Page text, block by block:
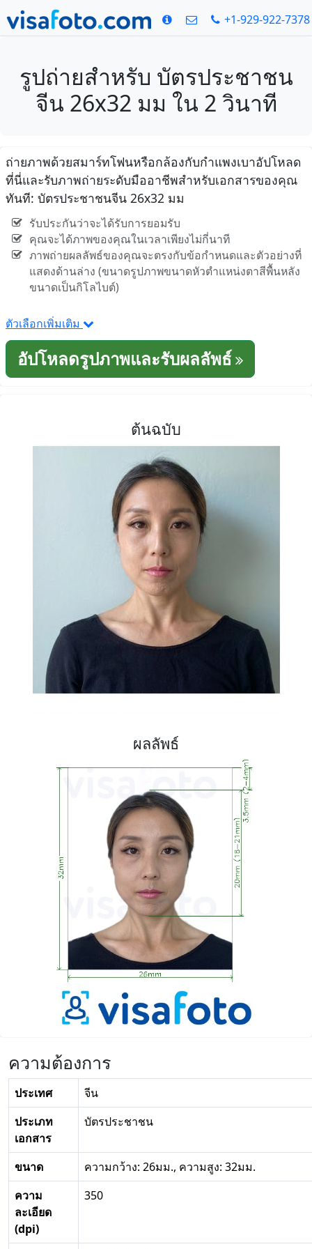
+1-929-922-7378
รูปถ่ายสำหรับ บัตรประชาชน
จีน 26x32 มม ใน 2 วินาที
ถ่ายภาพด้วยสมาร์ทโฟนหรือกล้องกับกำแพงเบาอัปโหลด
ที่นี่และรับภาพถ่ายระดับมืออาชีพสำหรับเอกสารของคุณ
ทันที: บัตรประชาชนจีน 26x32 มม
รับประกันว่าจะได้รับการยอมรับ
คุณจะได้ภาพของคุณในเวลาเพียงไม่กี่นาที
ภาพถ่ายผลลัพธ์ของคุณจะตรงกับข้อกำหนดและตัวอย่างที่
แสดงด้านล่าง (ขนาดรูปภาพขนาดหัวตำแหน่งตาสีพื้นหลัง
ขนาดเป็นกิโลไบต์)
ตัวเลือกเพิ่มเติม
อัปโหลดรูปภาพและรับผลลัพธ์
ต้นฉบับ
ผลลัพธ์
ความต้องการ
ประเทศ
จีน
ประเภท
เอกสาร
บัตรประชาชน
ขนาด
ความกว้าง: 26มม., ความสูง: 32มม.
ความ
ละเอียด
(dpi)
350